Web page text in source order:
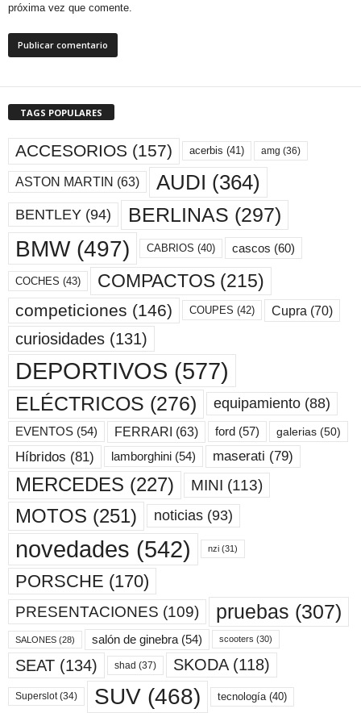
próxima vez que comente.
TAGS POPULARES
ACCESORIOS (157) acerbis (41) amg (36)
ASTON MARTIN (63) AUDI (364)
BENTLEY (94) BERLINAS (297)
BMW(497) CABRIOS (40) cascos (60)
COCHES (43) COMPACTOS (215)
competiciones (146) COUPES (42) Cupra (70)
curiosidades (131)
DEPORTIVOS (577)
ELÉCTRICOS (276) equipamiento (88)
EVENTOS (54) FERRARI (63) ford (57) galerias (50)
Híbridos (81) lamborghini (54) maserati (79)
MERCEDES (227) MINI (113)
MOTOS (251) noticias (93)
novedades (542) nzi (31)
PORSCHE (170)
PRESENTACIONES (109) pruebas (307)
SALONES (28) salón de ginebra (54) scooters (30)
SEAT (134) shad (37) SKODA(118)
Superslot(34) SUV (468) tecnología (40)